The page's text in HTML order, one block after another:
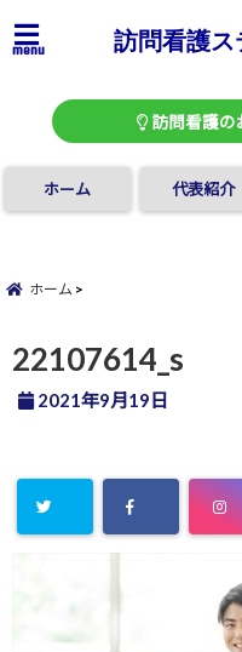
menu 訪問看護
訪問看護の
ホーム 代表紹介
ホーム
22107614_s
2021年9月19日